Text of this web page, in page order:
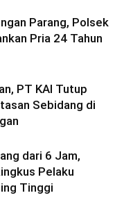
Parang, Polsek
Pria 24 Tahun
PT KAI Tutup
Sebidang di
dari 6 Jam,
Pelaku
Tinggi